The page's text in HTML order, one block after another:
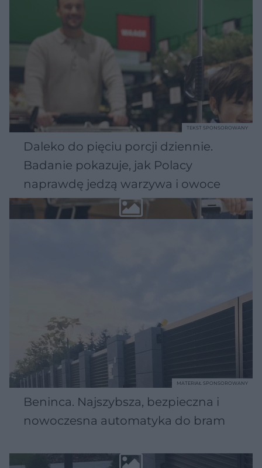
Daleko do pięciu porcji dziennie.
Badanie pokazuje, jak Polacy
naprawdę jedzą warzywa i owoce
TEKST SPONSOROWANY
Beninca. Najszybsza, bezpieczna i
nowoczesna automatyka do bram
MATERIAŁ SPONSOROWANY